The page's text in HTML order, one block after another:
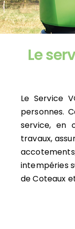
Environnement
Voirie
Mobilité
Aménagement du
Le
Le Service
personnes.
service, en
travaux,
intempéries
de Coteaux